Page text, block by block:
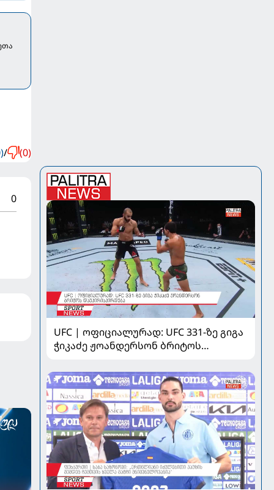
/ (0)
0
UFC | ოფიციალურად: UFC 331-ზე გიგა
ჭიკაძე ჟოანდერსონ ბრიტოს